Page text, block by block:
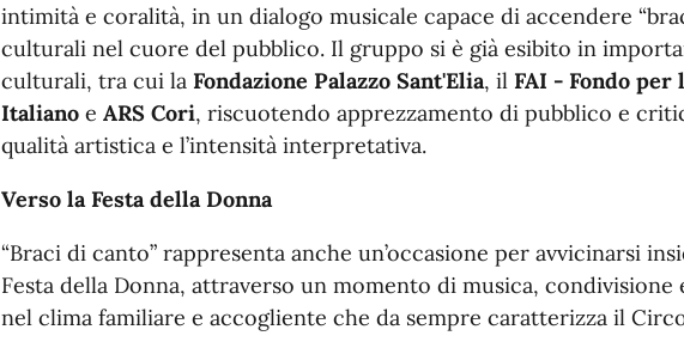
intimità e coralità, in un dialogo musicale capace di accendere
culturali nel cuore del pubblico. Il gruppo si è già esibito in
culturali, tra cui la Fondazione Palazzo Sant'Elia, il FAI - Fondo per
Italianoe ARS Cori, riscuotendo apprezzamento di pubblico e
qualità artistica e l’intensità interpretativa.
Verso la Festa della Donna
“Braci di canto” rappresenta anche un’occasione per avvicinarsi
Festa della Donna, attraverso un momento di musica, condivisione
nel clima familiare e accogliente che da sempre caratterizza il